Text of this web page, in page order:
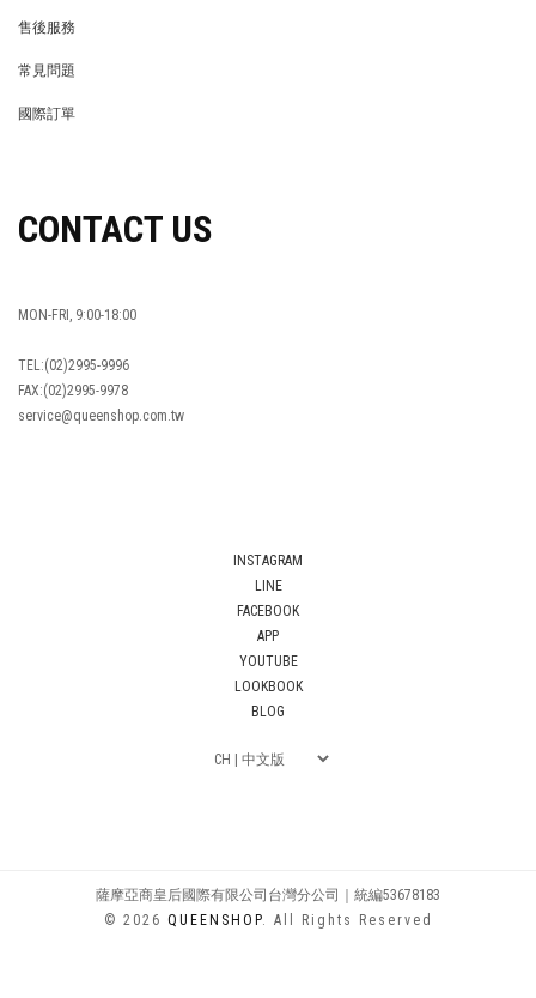
售後服務
常見問題
國際訂單
CONTACT US
MON-FRI, 9:00-18:00
TEL:(02)2995-9996
FAX:(02)2995-9978
service@queenshop.com.tw
INSTAGRAM
LINE
FACEBOOK
APP
YOUTUBE
LOOKBOOK
BLOG
薩摩亞商皇后國際有限公司台灣分公司｜統編53678183
© 2026 QUEENSHOP. All Rights Reserved